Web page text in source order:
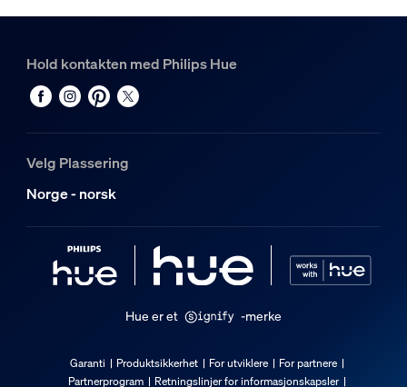
Materiale
Holdbarhet
Ekstra funksjon/tilbehør følger med.
Kan dimmes med Hue-app og -bryter
Integrert LED
Hold kontakten med Philips Hue
Velg Plassering
Norge - norsk
Hue er et -merke
Garanti Produktsikkerhet For utviklere
For partnere
Partnerprogram
Retningslinjer for informasjonskapsler